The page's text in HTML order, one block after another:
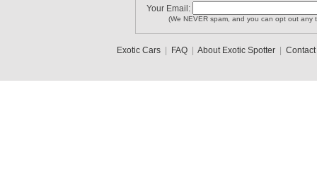
Your Email:
(We NEVER spam, and you can opt out any
Exotic Cars| FAQ| About Exotic Spotter| Contact